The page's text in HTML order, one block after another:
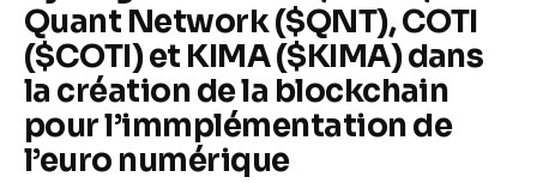
Quant Network ($QNT), COTI
($COTI) et KIMA ($KIMA) dans
la création de la blockchain
pour l’immplémentation de
l’euro numérique